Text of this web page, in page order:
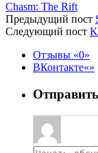
Chasm: The Rift
Предыдущий пост
Следующий пост
Отзывы
0
ВКонтакте